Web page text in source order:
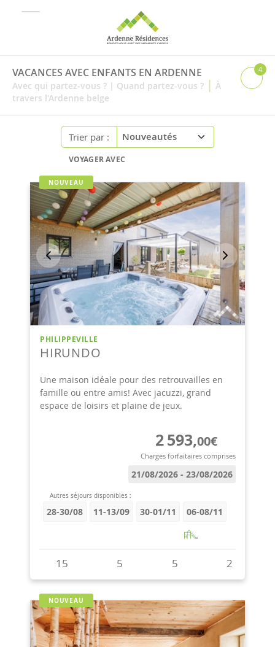
VACANCES AVEC ENFANTS EN ARDENNE
Avec qui partez-vous ? | Quand partez-vous ? | À
travers l'Ardenne belge
4
Trier par :
VOYAGER AVEC